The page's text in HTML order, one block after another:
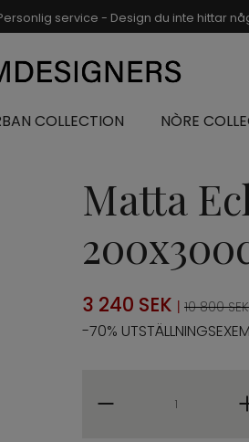
service - Design du inte hittar
COLLECTION NÒRE
Matta
3 240 SEK | 10 800 SEK
-70%